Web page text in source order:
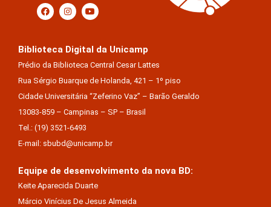
Biblioteca Digital da Unicamp
Prédio da Biblioteca Central Cesar Lattes
Rua Sérgio Buarque de Holanda, 421 – 1º piso
Cidade Universitária “Zeferino Vaz” – Barão Geraldo
13083-859 – Campinas – SP – Brasil
Tel.: (19) 3521-6493
E-mail: sbubd@unicamp.br
Equipe de desenvolvimento da nova BD:
Keite Aparecida Duarte
Márcio Vinícius De Jesus Almeida